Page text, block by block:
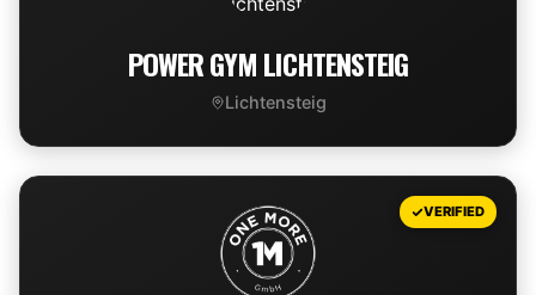
POWER GYM LICHTENSTEIG
Lichtensteig
VIEW DEAL
VERIFIED